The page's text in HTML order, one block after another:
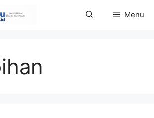
Menu